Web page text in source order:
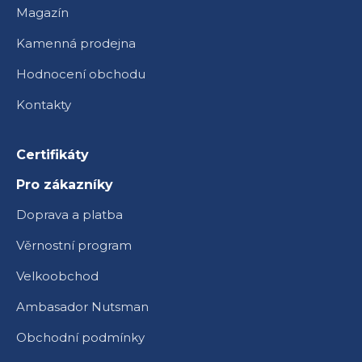
Magazín
Kamenná prodejna
Hodnocení obchodu
Kontakty
Certifikáty
Pro zákazníky
Doprava a platba
Věrnostní program
Velkoobchod
Ambasador Nutsman
Obchodní podmínky